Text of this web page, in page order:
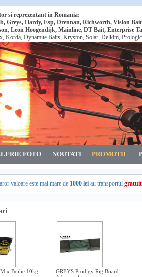
si reprezentant in Romania:
Greys, Hardy, Esp, Drennan, Richworth, Vision
Leon Hoogendijk, Mainline, DT Bait, Enterprise
Korda, Dynamite Baits, Kryston, Solar, Delkim,
FOTO NOUTATI PROMOTII
valoare este mai mare de 1000 lei au transportul gratuit
Mix Boilie 10kg
GREYS Prodigy Rig Board